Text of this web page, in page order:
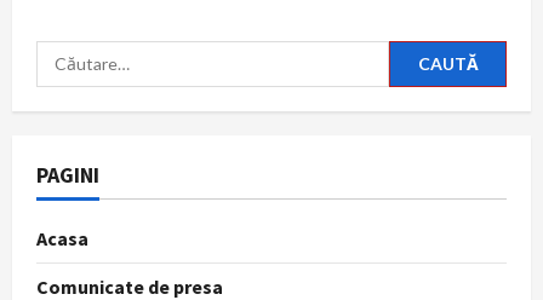
Caută
după:
PAGINI
Acasa
Comunicate de presa